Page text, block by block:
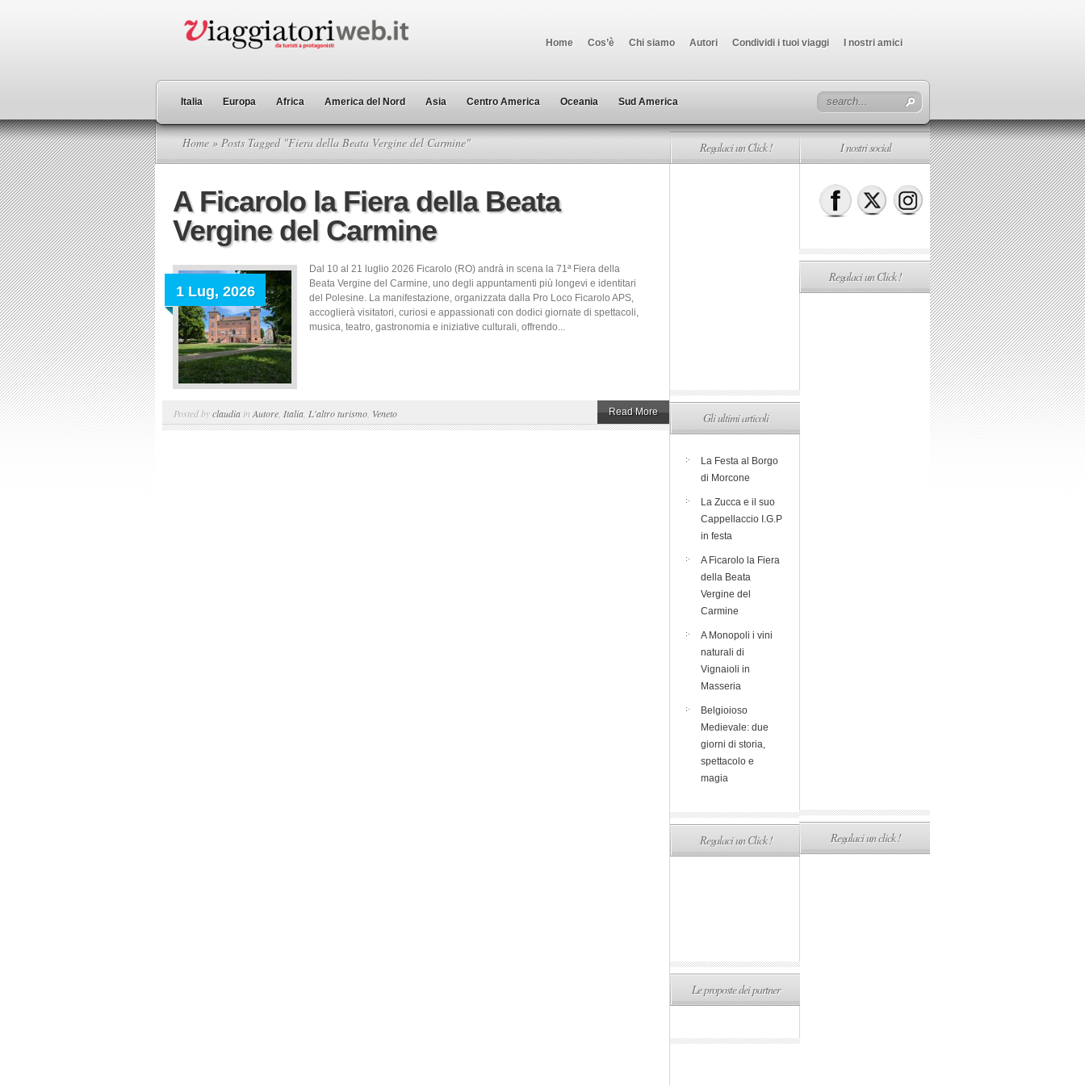
Home Cos’è Chi siamo Autori Condividi i tuoi viaggi I nostri amici
Italia Europa Africa America del Nord Asia Centro America Oceania Sud America
Home » Posts Tagged "Fiera della Beata Vergine del Carmine"
A Ficarolo la Fiera della Beata
Vergine del Carmine
1 Lug, 2026
Dal 10 al 21 luglio 2026 Ficarolo (RO) andrà in scena la 71ª Fiera della
Beata Vergine del Carmine, uno degli appuntamenti più longevi e identitari
del Polesine. La manifestazione, organizzata dalla Pro Loco Ficarolo APS,
accoglierà visitatori, curiosi e appassionati con dodici giornate di spettacoli,
musica, teatro, gastronomia e iniziative culturali, offrendo...
Posted byclaudia in Autore Italia L'altro turismo Veneto Read More
Regalaci un Click !
Gli ultimi articoli
La Festa al Borgo
di Morcone
La Zucca e il suo
Cappellaccio I.G.P
in festa
A Ficarolo la Fiera
della Beata
Vergine del
Carmine
A Monopoli i vini
naturali di
Vignaioli in
Masseria
Belgioioso
Medievale: due
giorni di storia,
spettacolo e
magia
Regalaci un Click !
Le proposte dei partner
I nostri social
Regalaci un Click !
Regalaci un click !